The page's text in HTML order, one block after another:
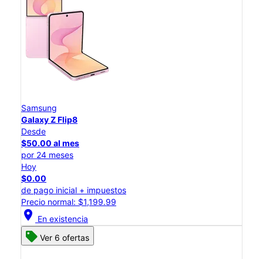
Samsung
Galaxy Z Flip8
Desde
$50.00 al mes
por 24 meses
Hoy
$0.00
de pago inicial + impuestos
Precio normal: $1,199.99
location_on En existencia
Ver 6 ofertas